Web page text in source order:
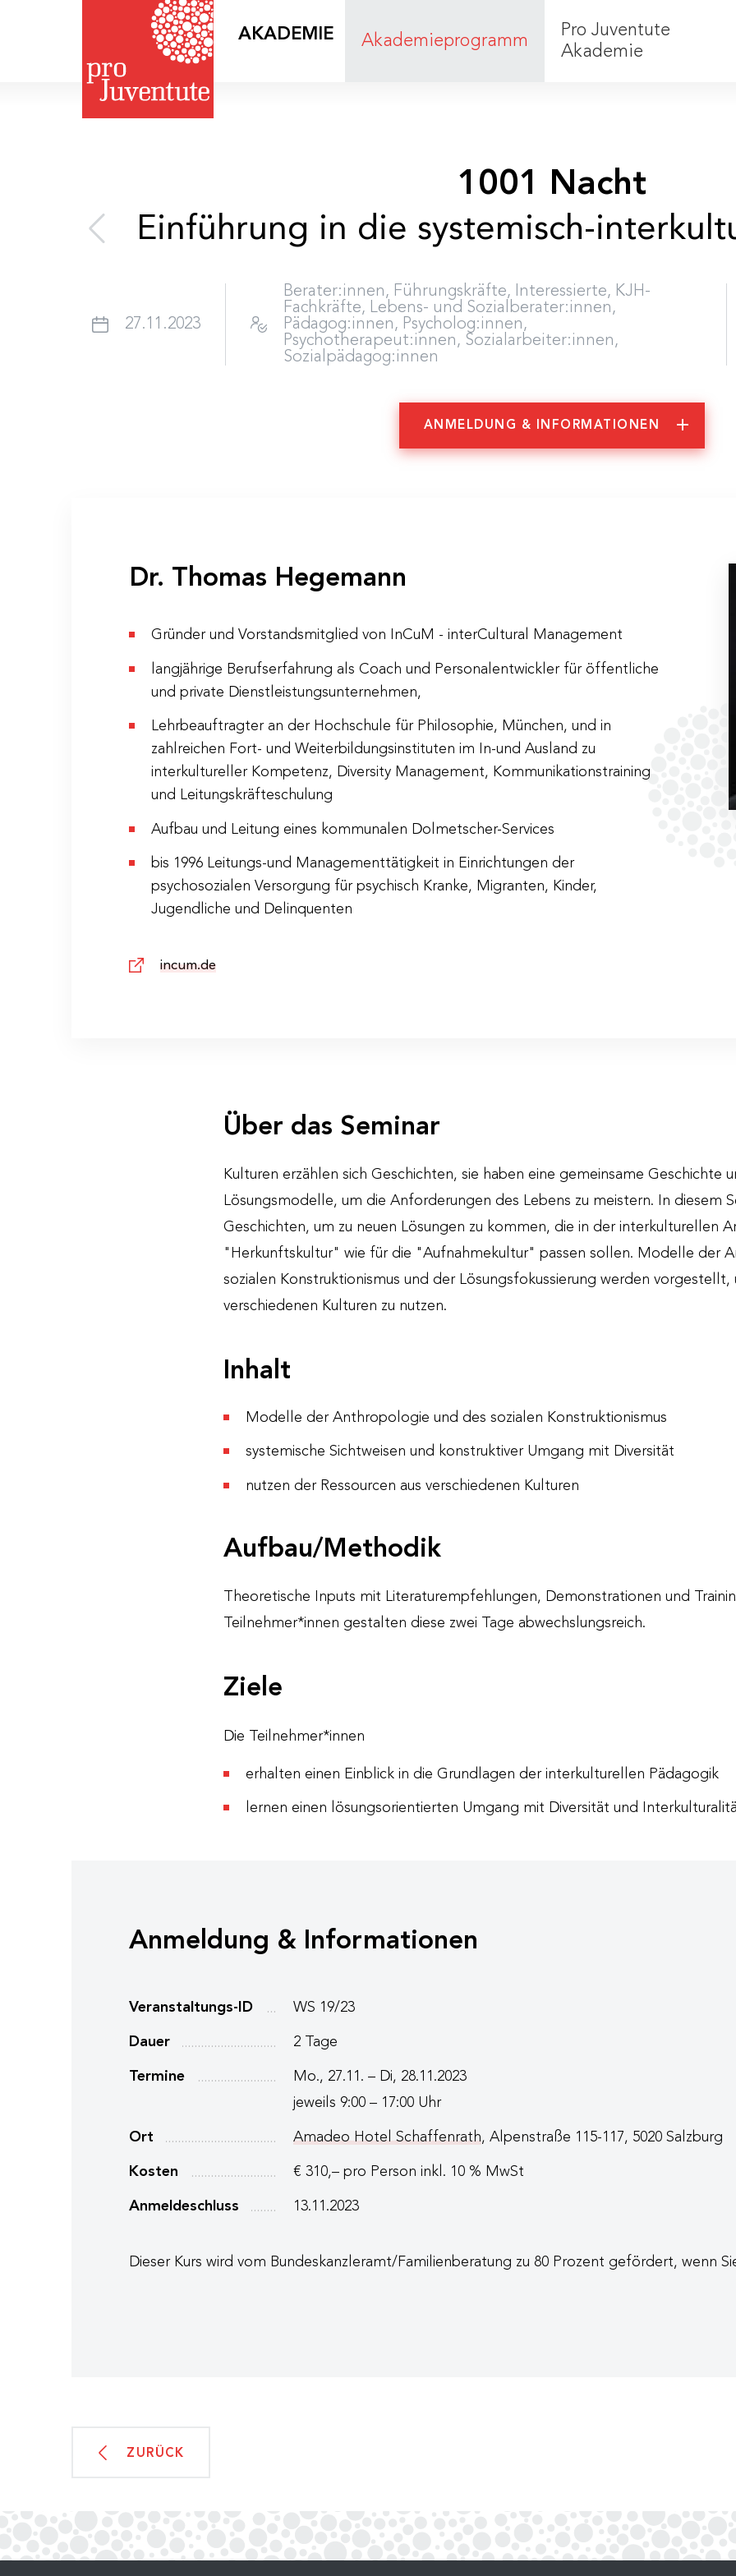
Akademieprogramm
Pro Juventute
Akademie
AKADEMIE
1001 Nacht
Einführung in die systemisch-
27.11.2023
Berater:innen, Führungskräfte, Interessierte, KJH-
Fachkräfte, Lebens- und Sozialberater:innen,
Pädagog:innen, Psycholog:innen,
Psychotherapeut:innen, Sozialarbeiter:innen,
Sozialpädagog:innen
ANMELDUNG & INFORMATIONEN
Anmeldung & Informationen
Veranstaltungs-ID WS 19/23
Dauer 2 Tage
jeweils 9:00 – 17:00 Uhr
Ort Amadeo Hotel Schaffenrath, Alpenstraße 115-117, 5020 Salzburg
Kosten € 310,– pro Person inkl. 10 % MwSt
Anmeldeschluss 13.11.2023
Dieser Kurs wird vom Bundeskanzleramt/Familienberatung zu 80 Prozent gefördert, wenn
Dr. Thomas Hegemann
Gründer und Vorstandsmitglied von InCuM - interCultural Management
langjährige Berufserfahrung als Coach und Personalentwickler für öffentliche
und private Dienstleistungsunternehmen,
Lehrbeauftragter an der Hochschule für Philosophie, München, und in
zahlreichen Fort- und Weiterbildungsinstituten im In-und Ausland zu
interkultureller Kompetenz, Diversity Management, Kommunikationstraining
und Leitungskräfteschulung
Aufbau und Leitung eines kommunalen Dolmetscher-Services
bis 1996 Leitungs-und Managementtätigkeit in Einrichtungen der
psychosozialen Versorgung für psychisch Kranke, Migranten, Kinder,
Jugendliche und Delinquenten
incum.de
Über das Seminar
Kulturen erzählen sich Geschichten, sie haben eine gemeinsame Geschichte
Lösungsmodelle, um die Anforderungen des Lebens zu meistern. In diesem
Geschichten, um zu neuen Lösungen zu kommen, die in der interkulturellen
"Herkunftskultur" wie für die "Aufnahmekultur" passen sollen. Modelle der
sozialen Konstruktionismus und der Lösungsfokussierung werden vorgestellt,
verschiedenen Kulturen zu nutzen.
Inhalt
Modelle der Anthropologie und des sozialen Konstruktionismus
systemische Sichtweisen und konstruktiver Umgang mit Diversität
nutzen der Ressourcen aus verschiedenen Kulturen
Aufbau/Methodik
Theoretische Inputs mit Literaturempfehlungen, Demonstrationen und
Teilnehmer*innen gestalten diese zwei Tage abwechslungsreich.
Ziele
Die Teilnehmer*innen
erhalten einen Einblick in die Grundlagen der interkulturellen Pädagogik
lernen einen lösungsorientierten Umgang mit Diversität und
Anmeldung & Informationen
Veranstaltungs-ID WS 19/23
Dauer 2 Tage
Termine
Mo., 27.11. – Di, 28.11.2023
jeweils 9:00 – 17:00 Uhr
Ort Amadeo Hotel Schaffenrath, Alpenstraße 115-117, 5020 Salzburg
Kosten € 310,– pro Person inkl. 10 % MwSt
Anmeldeschluss 13.11.2023
Dieser Kurs wird vom Bundeskanzleramt/Familienberatung zu 80 Prozent gefördert, wenn
ZURÜCK